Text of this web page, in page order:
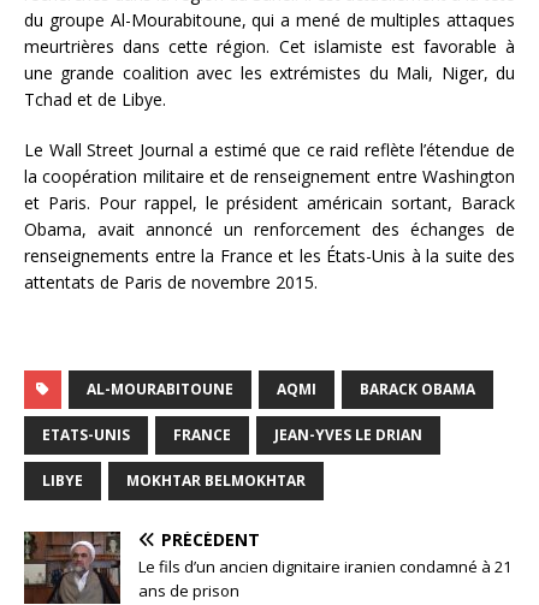
du groupe Al-Mourabitoune, qui a mené de multiples attaques
meurtrières dans cette région. Cet islamiste est favorable à
une grande coalition avec les extrémistes du Mali, Niger, du
Tchad et de Libye.
Le Wall Street Journal a estimé que ce raid reflète l’étendue de
la coopération militaire et de renseignement entre Washington
et Paris. Pour rappel, le président américain sortant, Barack
Obama, avait annoncé un renforcement des échanges de
renseignements entre la France et les États-Unis à la suite des
attentats de Paris de novembre 2015.
AL-MOURABITOUNE AQMI BARACK OBAMA
ETATS-UNIS FRANCE JEAN-YVES LE DRIAN
LIBYE MOKHTAR BELMOKHTAR
PRÉCÉDENT
Le fils d’un ancien dignitaire iranien condamné à 21
ans de prison